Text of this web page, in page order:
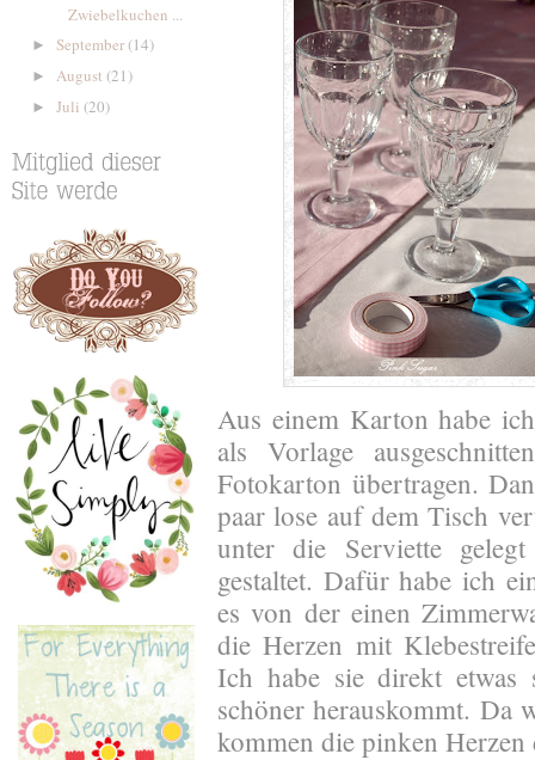
Zwiebelkuchen ...
► September(14)
► August (21)
► Juli (20)
Aus einem Karton habe
als Vorlage
Fotokarton übertragen.
paar lose auf dem Tisch
unter die Serviette
gestaltet. Dafür habe ich
es von der einen
die Herzen mit
Ich habe sie direkt etwas
schöner herauskommt. Da
kommen die pinken